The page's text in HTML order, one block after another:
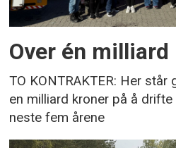
Over én
TO KONTRAKTER: Her
en milliard kroner på å
neste fem årene